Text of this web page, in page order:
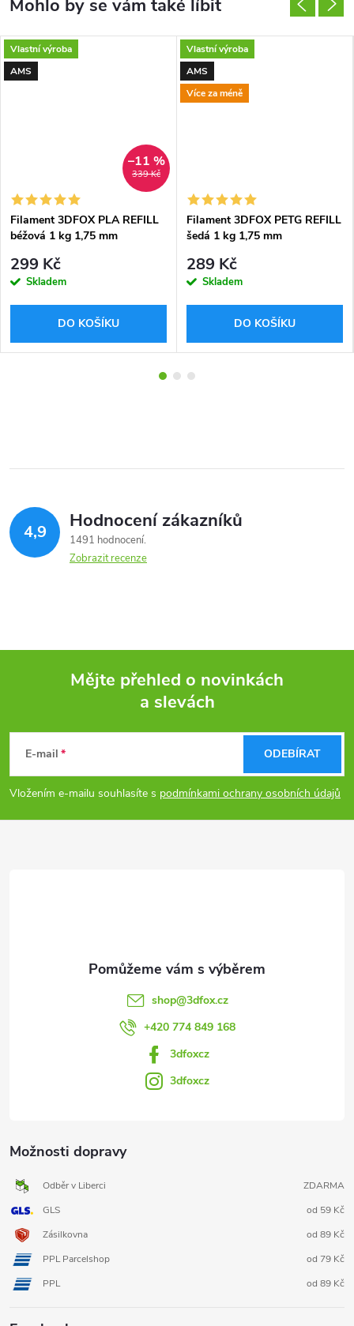
Vlastní výroba
AMS
339 Kč
–11 %
Filament 3DFOX PLA REFILL
béžová 1 kg 1,75 mm
299 Kč
Skladem
DO KOŠÍKU
Vlastní výroba
AMS
Více za méně
Filament 3DFOX PETG REFILL
šedá 1 kg 1,75 mm
289 Kč
Skladem
DO KOŠÍKU
4,9 Hodnocení zákazníků
1491 hodnocení
Zobrazit recenze
p
Mějte přehled o novinkách
a slevách
E-mail
Vložením e-mailu souhlasíte s podmínkami ochrany osobních údajů
ODEBÍRAT
Možnosti dopravy
Odběr v Liberci
ZDARMA
GLS
od 59 Kč
Zásilkovna
od 89 Kč
PPL Parcelshop
od 79 Kč
PPL
od 89 Kč
shop@3dfox.cz
+420 774 849 168
3dfoxcz
3dfoxcz